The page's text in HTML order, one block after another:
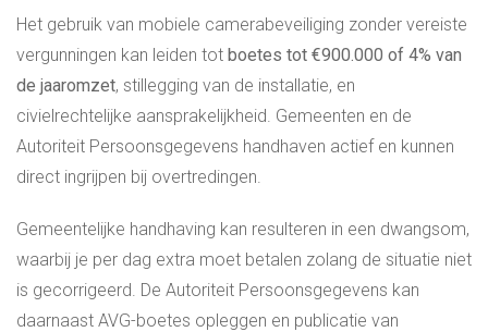
Het gebruik van mobiele camerabeveiliging zonder vereiste
vergunningen kan leiden tot boetes tot €900.000 of 4% van
de jaaromzet, stillegging van de installatie, en
civielrechtelijke aansprakelijkheid. Gemeenten en de
Autoriteit Persoonsgegevens handhaven actief en kunnen
direct ingrijpen bij overtredingen.
Gemeentelijke handhaving kan resulteren in een dwangsom,
waarbij je per dag extra moet betalen zolang de situatie niet
is gecorrigeerd. De Autoriteit Persoonsgegevens kan
daarnaast AVG-boetes opleggen en publicatie van